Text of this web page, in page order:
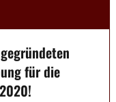
für die